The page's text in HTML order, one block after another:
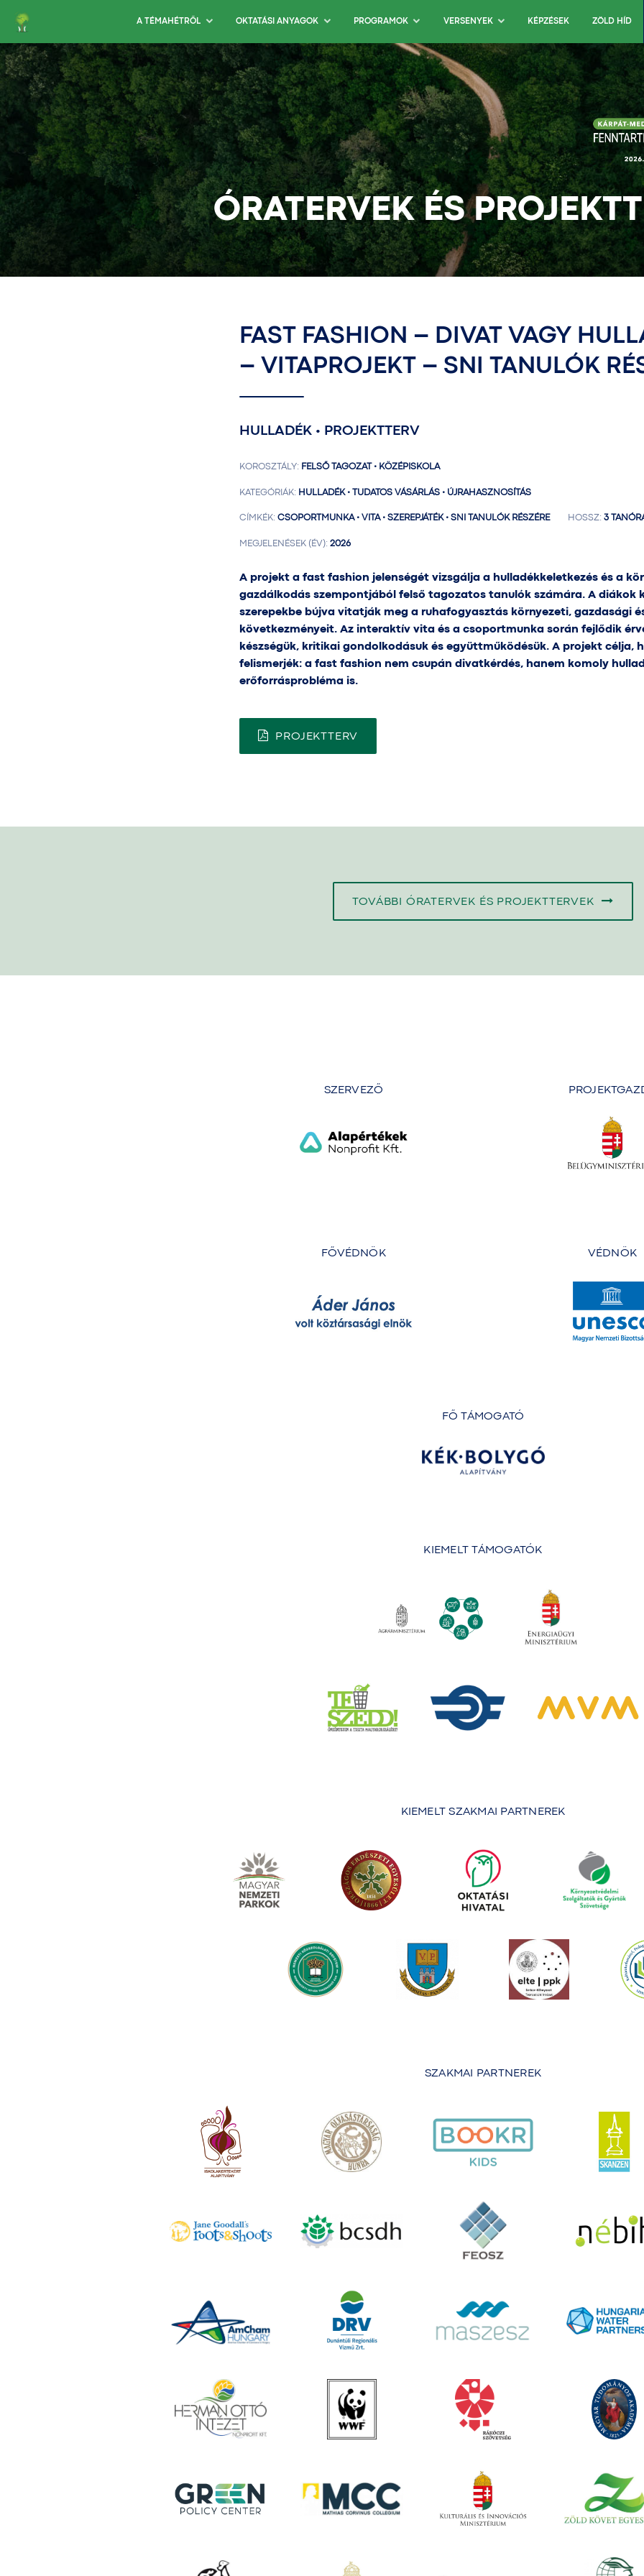
A TÉMAHÉTRŐL OKTATÁSI ANYAGOK PROGRAMOK VERSENYEK KÉPZÉSEK ZÖLD HÍD
ÓRATERVEK ÉS
FAST FASHION – DIVAT VAGY
– VITAPROJEKT – SNI TANULÓK
HULLADÉK • PROJEKTTERV
KOROSZTÁLY: FELSŐ TAGOZAT • KÖZÉPISKOLA
KATEGÓRIÁK: HULLADÉK • TUDATOS VÁSÁRLÁS • ÚJRAHASZNOSÍTÁS
CÍMKÉK: CSOPORTMUNKA • VITA • SZEREPJÁTÉK • SNI TANULÓK RÉSZÉRE HOSSZ: 3
MEGJELENÉSEK (ÉV): 2026
A projekt a fast fashion jelenségét vizsgálja a hulladékkeletkezés és a
gazdálkodás szempontjából felső tagozatos tanulók számára. A diákok
szerepekbe bújva vitatják meg a ruhafogyasztás környezeti, gazdasági
következményeit. Az interaktív vita és a csoportmunka során fejlődik
készségük, kritikai gondolkodásuk és együttműködésük. A projekt célja,
felismerjék: a fast fashion nem csupán divatkérdés, hanem komoly
erőforrásprobléma is.
PROJEKTTERV
TOVÁBBI ÓRATERVEK ÉS PROJEKTTERVEK
SZERVEZŐ
FŐVÉDNÖK VÉDNÖK
FŐ TÁMOGATÓ
KIEMELT TÁMOGATÓK
KIEMELT SZAKMAI PARTNEREK
SZAKMAI PARTNEREK